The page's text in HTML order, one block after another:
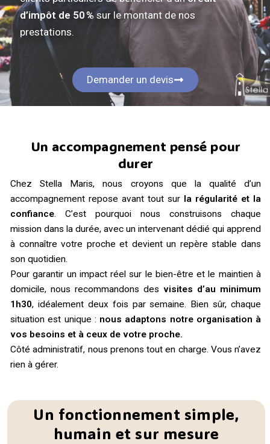
d’impôt de 50 %sur le montant de nos
prestations.
Demander un devis
Un accompagnement pensé pour
durer
Chez Stella Maris, nous croyons que la qualité d’un
accompagnement repose avant tout sur la régularité et la
confiance. C’est pourquoi nous construisons chaque
mission dans la durée, avec un intervenant dédié qui apprend
à connaître votre proche et devient un repère stable dans
son quotidien.
Pour garantir un impact réel sur le bien-être et le maintien à
domicile, nous recommandons des visites d’au minimum
1h30, idéalement deux fois par semaine. Bien sûr, chaque
situation est unique : nous adaptons notre organisation à
vos besoins et à ceux de votre proche.
Côté administratif, nous prenons tout en charge. Vous n’avez
rien à gérer.
Un fonctionnement simple,
humain et sur mesure